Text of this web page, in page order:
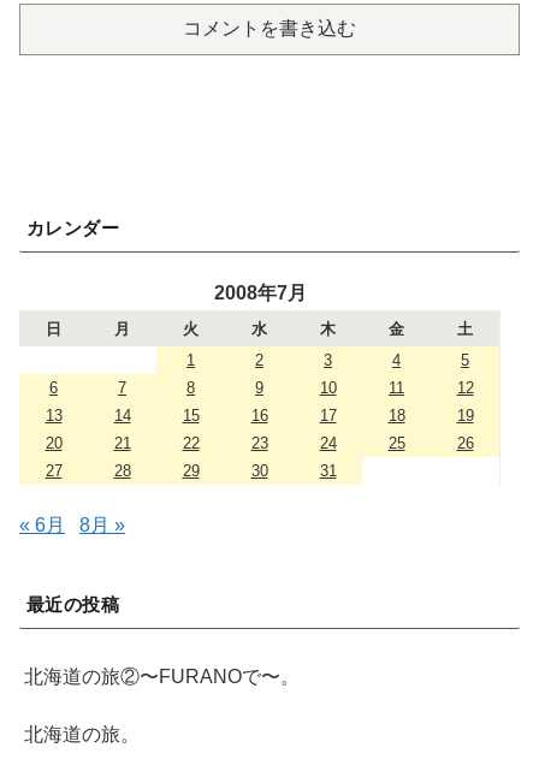
コメントを書き込む
カレンダー
2008年7月
日 月 火 水 木 金
土
1
2 3 4
5
6
7 8 9 10 11
12
13
14 15 16 17 18
19
20
21 22 23 24 25
26
27
28 29 30 31
« 6月 8月 »
最近の投稿
北海道の旅②〜FURANOで〜。
北海道の旅。